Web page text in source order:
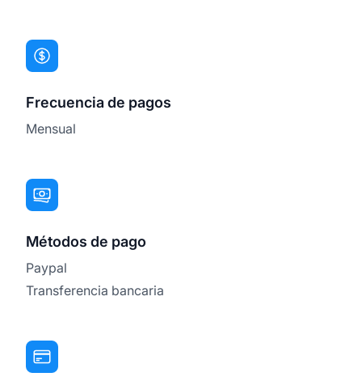
Frecuencia de pagos
Mensual
Métodos de pago
Paypal
Transferencia bancaria